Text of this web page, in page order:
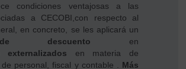
condiciones ventajosas a las
a CECOBI,con respecto al
en concreto, se les aplicará un
descuento en
externalizados en materia de
personal, fiscal y contable . Más